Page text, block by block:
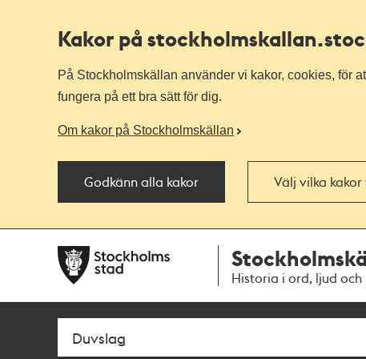
Kakor på stockholmskallan
På Stockholmskällan använder vi kakor, cookies, för
fungera på ett bra sätt för dig.
Om kakor på Stockholmskällan
Godkänn alla kakor Välj vilka
navigationen
huvudinnehållet
Historia i ord, ljud och
Sök